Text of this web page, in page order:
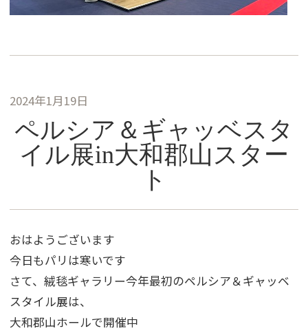
2024年1月19日
ペルシア＆ギャッベスタ
イル展in大和郡山スター
ト
おはようございます
今日もパリは寒いです
さて、絨毯ギャラリー今年最初のペルシア＆ギャッベ
スタイル展は、
大和郡山ホールで開催中